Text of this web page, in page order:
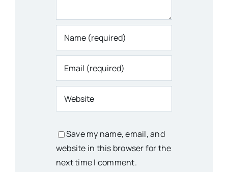
Save my name, email, and
website in this browser for the
next time I comment.